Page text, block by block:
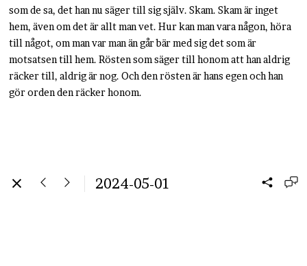
som de sa, det han nu säger till sig själv. Skam. Skam är inget
hem, även om det är allt man vet. Hur kan man vara någon, höra
till något, om man var man än går bär med sig det som är
motsatsen till hem. Rösten som säger till honom att han aldrig
räcker till, aldrig är nog. Och den rösten är hans egen och han
gör orden den räcker honom.
2024-05-01